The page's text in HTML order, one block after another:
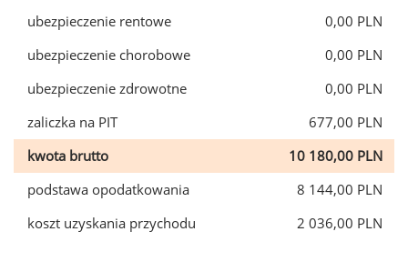
ubezpieczenie rentowe
0,00 PLN
ubezpieczenie chorobowe
0,00 PLN
ubezpieczenie zdrowotne
0,00 PLN
zaliczka na PIT
677,00 PLN
kwota brutto
10 180,00 PLN
podstawa opodatkowania
8 144,00 PLN
koszt uzyskania przychodu
2 036,00 PLN